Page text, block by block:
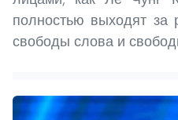
полностью выходят за
свободы слова и